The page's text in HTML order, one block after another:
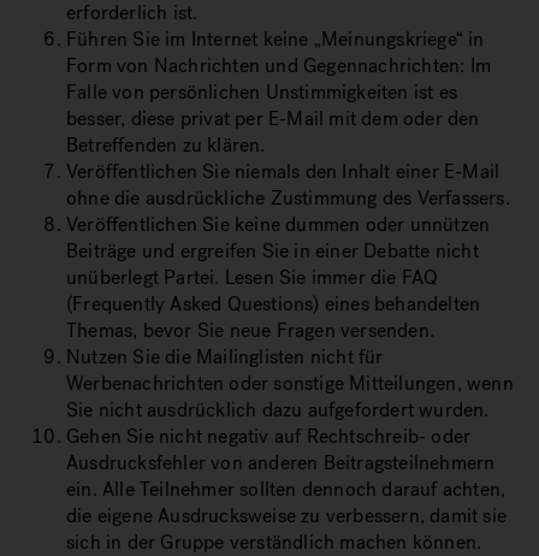
erforderlich ist.
Führen Sie im Internet keine „Meinungskriege“ in
Form von Nachrichten und Gegennachrichten: Im
Falle von persönlichen Unstimmigkeiten ist es
besser, diese privat per E-Mail mit dem oder den
Betreffenden zu klären.
Veröffentlichen Sie niemals den Inhalt einer E-Mail
ohne die ausdrückliche Zustimmung des Verfassers.
Veröffentlichen Sie keine dummen oder unnützen
Beiträge und ergreifen Sie in einer Debatte nicht
unüberlegt Partei. Lesen Sie immer die FAQ
(Frequently Asked Questions) eines behandelten
Themas, bevor Sie neue Fragen versenden.
Nutzen Sie die Mailinglisten nicht für
Werbenachrichten oder sonstige Mitteilungen, wenn
Sie nicht ausdrücklich dazu aufgefordert wurden.
Gehen Sie nicht negativ auf Rechtschreib- oder
Ausdrucksfehler von anderen Beitragsteilnehmern
ein. Alle Teilnehmer sollten dennoch darauf achten,
die eigene Ausdrucksweise zu verbessern, damit sie
sich in der Gruppe verständlich machen können.